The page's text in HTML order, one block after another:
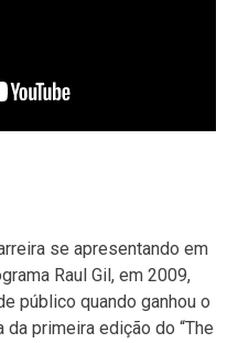
se apresentando em
Raul Gil, em 2009,
público quando ganhou o
primeira edição do “The